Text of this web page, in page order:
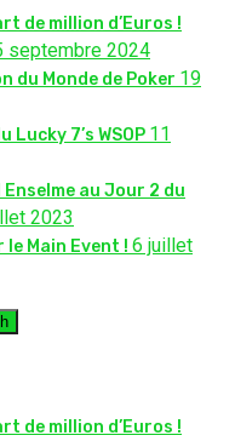
de million d’Euros !
septembre 2024
du Monde de Poker 19
7’s WSOP 11
au Jour 2 du
2023
le Main Event ! 6 juillet
de million d’Euros !